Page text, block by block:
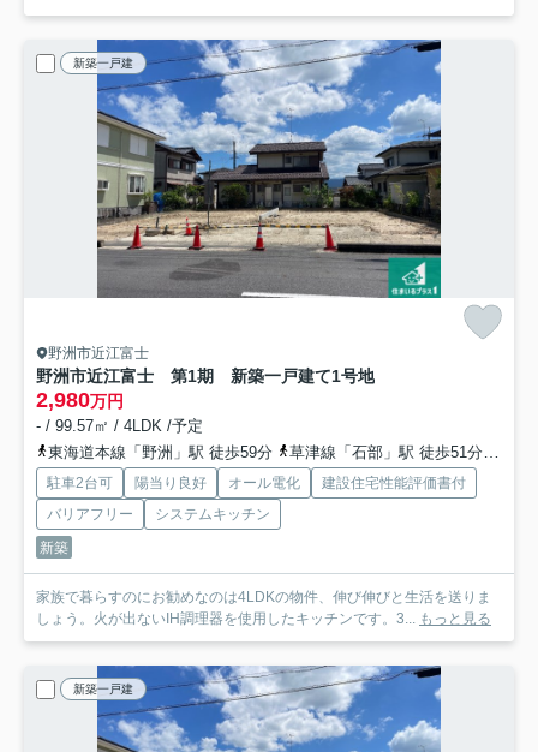
新築一戸建
野洲市近江富士
野洲市近江富士 第1期 新築一戸建て1号地
2,980万円
- / 99.57㎡ / 4LDK /予定
東海道本線「野洲」駅 徒歩59分
草津線「石部」駅 徒歩51分
駐車2台可 陽当り良好 オール電化
建設住宅性能評価書付
バリアフリー
システムキッチン
新築
家族で暮らすのにお勧めなのは4LDKの物件、伸び伸びと生活を送りま
しょう。火が出ないIH調理器を使用したキッチンです。3... もっと見る
新築一戸建